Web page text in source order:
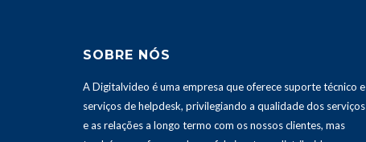
SOBRE NÓS
A Digitalvideo é uma empresa que oferece suporte técnico e
serviços de helpdesk, privilegiando a qualidade dos serviços
e as relações a longo termo com os nossos clientes, mas